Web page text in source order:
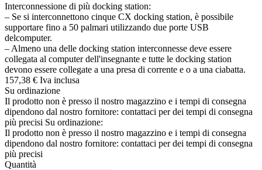
Interconnessione di più docking station:
– Se si interconnettono cinque CX docking station, è possibile
supportare fino a 50 palmari utilizzando due porte USB
delcomputer.
– Almeno una delle docking station interconnesse deve essere
collegata al computer dell'insegnante e tutte le docking station
devono essere collegate a una presa di corrente e o a una ciabatta.
157,38 € Iva inclusa
Su ordinazione
Il prodotto non è presso il nostro magazzino e i tempi di consegna
dipendono dal nostro fornitore: contattaci per dei tempi di consegna
più precisi Su ordinazione:
Il prodotto non è presso il nostro magazzino e i tempi di consegna
dipendono dal nostro fornitore: contattaci per dei tempi di consegna
più precisi
Quantità